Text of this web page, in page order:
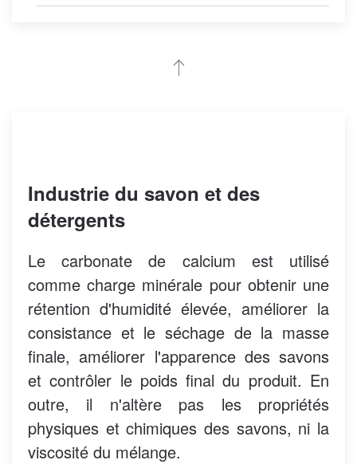
Industrie du savon et des
détergents
Le carbonate de calcium est utilisé
comme charge minérale pour obtenir une
rétention d'humidité élevée, améliorer la
consistance et le séchage de la masse
finale, améliorer l'apparence des savons
et contrôler le poids final du produit. En
outre, il n'altère pas les propriétés
physiques et chimiques des savons, ni la
viscosité du mélange.